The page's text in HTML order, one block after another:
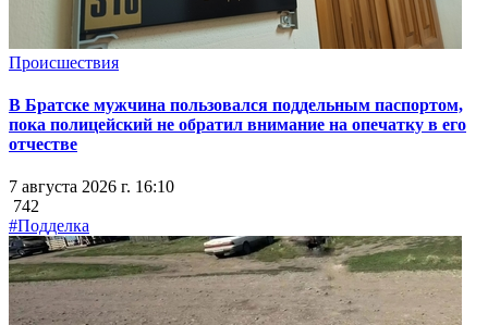
Происшествия
В Братске мужчина пользовался поддельным паспортом,
пока полицейский не обратил внимание на опечатку в его
отчестве
7 августа 2026 г. 16:10
742
#Подделка